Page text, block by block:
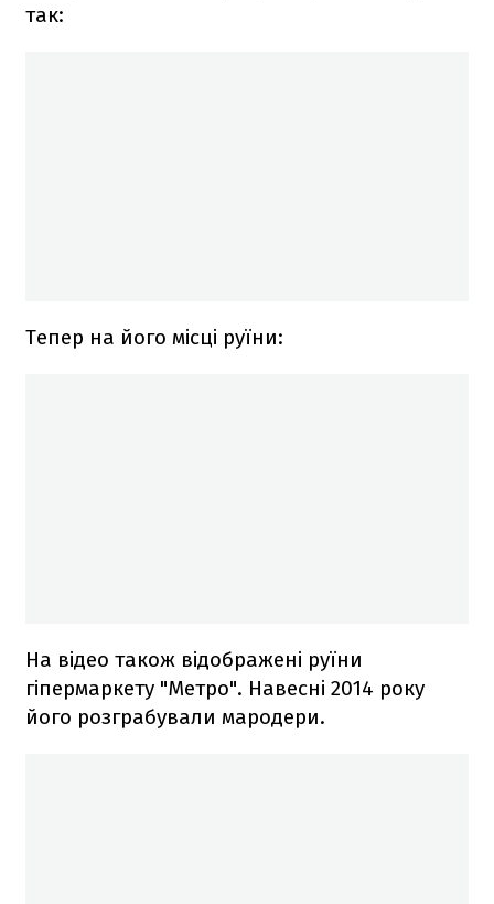
так:
Тепер на його місці руїни:
На відео також відображені руїни
гіпермаркету "Метро". Навесні 2014 року
його розграбували мародери.